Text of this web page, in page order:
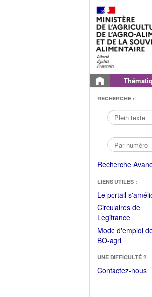
RECHERCHE :
Recherche
LIENS UTILES :
Le portail
Circulaires de
Legifrance(Ouvrir
dans
une
fenêtre)
Mode d'emploi
BO-agri(Ouvrir
une
nouvelle
UNE DIFFICULTÉ ?
Contactez-nous